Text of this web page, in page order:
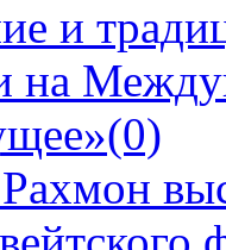
и
на
(0)